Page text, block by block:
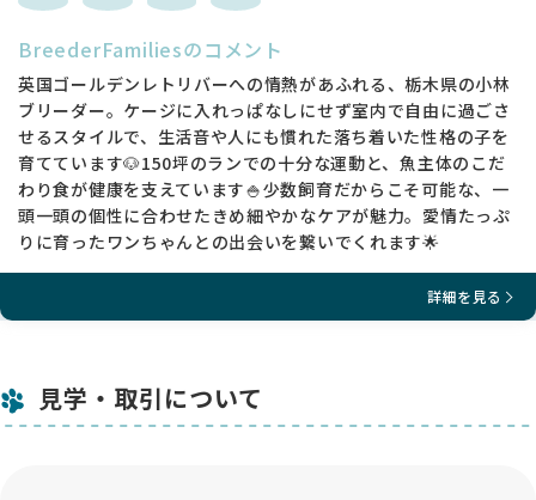
BreederFamiliesのコメント
英国ゴールデンレトリバーへの情熱があふれる、栃木県の小林
ブリーダー。ケージに入れっぱなしにせず室内で自由に過ごさ
せるスタイルで、生活音や人にも慣れた落ち着いた性格の子を
育てています🐶150坪のランでの十分な運動と、魚主体のこだ
わり食が健康を支えています🍚少数飼育だからこそ可能な、一
頭一頭の個性に合わせたきめ細やかなケアが魅力。愛情たっぷ
りに育ったワンちゃんとの出会いを繋いでくれます🌟
詳細を見る
見学・取引について